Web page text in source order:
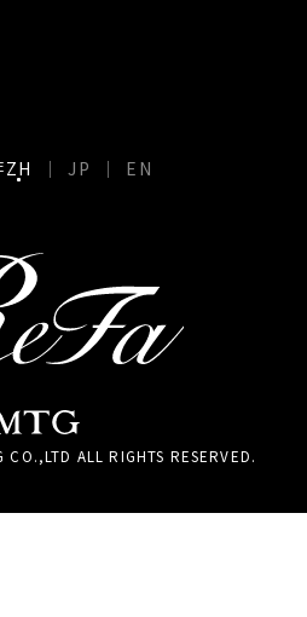
ZH JP EN
CO.,LTD ALL RIGHTS RESERVED.